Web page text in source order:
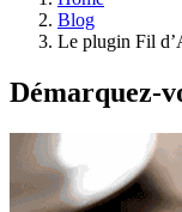
Blog
Le plugin Fil
Démarquez-